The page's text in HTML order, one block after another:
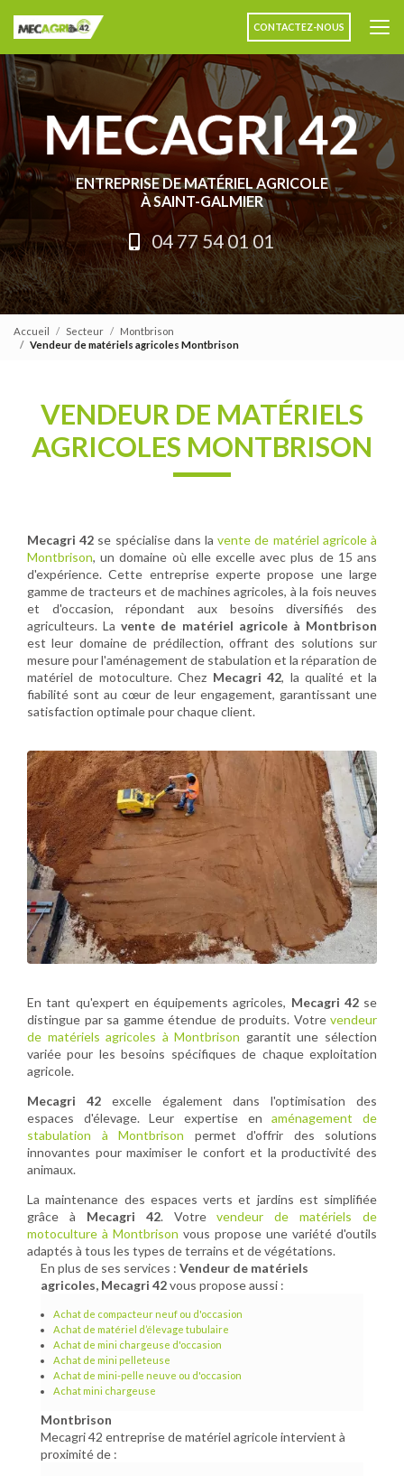
contenu
principal
CONTACTEZ-NOUS
ENTREPRISE DE MATÉRIEL AGRICOLE
À SAINT-GALMIER
04 77 54 01 01
Accueil Secteur
Montbrison
Vendeur de matériels agricoles Montbrison
VENDEUR DE MATÉRIELS
AGRICOLES MONTBRISON
Mecagri 42 se spécialise dans lavente de matériel agricole à
Montbrison, un domaine où elle excelle avec plus de 15 ans
d'expérience. Cette entreprise experte propose une large
gamme de tracteurs et de machines agricoles, à la fois neuves
et d'occasion, répondant aux besoins diversifiés des
agriculteurs. Lavente de matériel agricole à Montbrison
est leur domaine de prédilection, offrant des solutions sur
mesure pour l'aménagement de stabulation et la réparation de
matériel de motoculture. Chez Mecagri 42, la qualité et la
fiabilité sont au cœur de leur engagement, garantissant une
satisfaction optimale pour chaque client.
En tant qu'expert en équipements agricoles, Mecagri 42se
distingue par sa gamme étendue de produits. Votre vendeur
de matériels agricoles à Montbrison garantit une sélection
variée pour les besoins spécifiques de chaque exploitation
agricole.
Mecagri 42excelle également dans l'optimisation des
espaces d'élevage. Leur expertise enaménagement de
stabulation à Montbrison permet d'offrir des solutions
innovantes pour maximiser le confort et la productivité des
animaux.
La maintenance des espaces verts et jardins est simplifiée
grâce à Mecagri 42. Votrevendeur de matériels de
motoculture à Montbrison vous propose une variété d'outils
adaptés à tous les types de terrains et de végétations.
En plus de ses services : Vendeur de matériels
agricoles, Mecagri 42vous propose aussi :
Achat de compacteur neuf ou d'occasion
Achat de matériel d’élevage tubulaire
Achat de mini chargeuse d'occasion
Achat de mini pelleteuse
Achat de mini-pelle neuve ou d'occasion
Achat mini chargeuse
Montbrison
Mecagri 42 entreprise de matériel agricole intervient à
proximité de :